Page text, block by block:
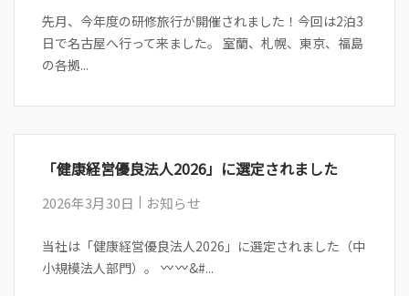
先月、今年度の研修旅行が開催されました！今回は2泊3
日で名古屋へ行って来ました。 室蘭、札幌、東京、福島
の各拠...
「健康経営優良法人2026」に選定されました
2026年3月30日 お知らせ
当社は「健康経営優良法人2026」に選定されました（中
小規模法人部門）。
&#...